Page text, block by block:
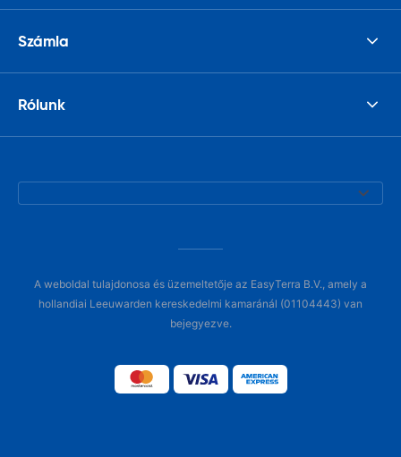
Számla
Rólunk
A weboldal tulajdonosa és üzemeltetője az EasyTerra B.V., amely a
hollandiai Leeuwarden kereskedelmi kamaránál (01104443) van
bejegyezve.